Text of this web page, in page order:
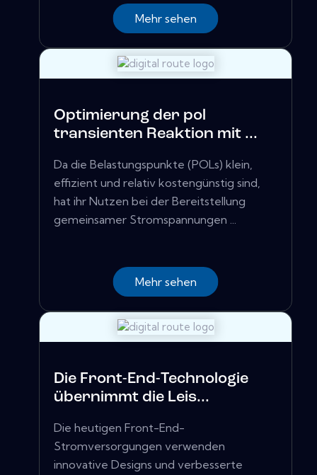
Mehr sehen
Optimierung der pol
transienten Reaktion mit ...
Da die Belastungspunkte (POLs) klein,
effizient und relativ kostengünstig sind,
hat ihr Nutzen bei der Bereitstellung
gemeinsamer Stromspannungen ...
Mehr sehen
Die Front-End-Technologie
übernimmt die Leis...
Die heutigen Front-End-
Stromversorgungen verwenden
innovative Designs und verbesserte